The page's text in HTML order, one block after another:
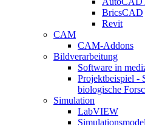
BricsCAD
Revit
CAM
CAM-Addons
Bildverarbeitung
Software in
Projektbeispiel -
biologische
Simulation
LabVIEW